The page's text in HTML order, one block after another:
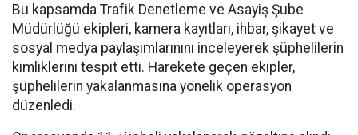
Bu kapsamda Trafik Denetleme ve Asayiş Şube
Müdürlüğü ekipleri, kamera kayıtları, ihbar, şikayet ve
sosyal medya paylaşımlarınını inceleyerek şüphelilerin
kimliklerini tespit etti. Harekete geçen ekipler,
şüphelilerin yakalanmasına yönelik operasyon
düzenledi.